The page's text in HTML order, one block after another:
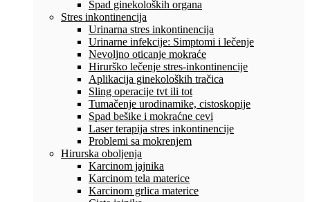
Spad ginekoloških organa
Stres inkontinencija
Urinarna stres inkontinencija
Urinarne infekcije: Simptomi i lečenje
Nevoljno oticanje mokraće
Hirurško lečenje stres-inkontinencije
Aplikacija ginekoloških tračica
Sling operacije tvt ili tot
Tumačenje urodinamike, cistoskopije
Spad bešike i mokraćne cevi
Laser terapija stres inkontinencije
Problemi sa mokrenjem
Hirurska oboljenja
Karcinom jajnika
Karcinom tela materice
Karcinom grlica materice